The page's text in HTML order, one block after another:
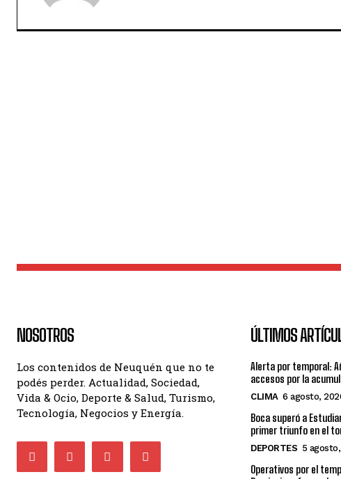
NOSOTROS
Los contenidos de Neuquén que no te
podés perder. Actualidad, Sociedad,
Vida & Ocio, Deporte & Salud, Turismo,
Tecnología, Negocios y Energía.
ÚLTIMOS
Alerta por temporal:
accesos por la
CLIMA 6 agosto,
Boca superó a
primer triunfo en el
DEPORTES 5
Operativos por el